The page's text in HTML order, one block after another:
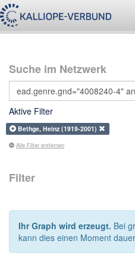
Suche im Netzwerk
Aktive Filter
Bethge, Heinz (1919-2001)
Alle Filter entfernen
Filter
Ihr Graph wird erzeugt. Bei
kann dies einen Moment